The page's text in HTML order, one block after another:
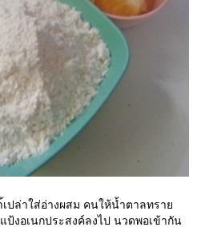
ปล่าใส่อ่างผสม คนให้น้ำตาลทรา
ป้งอเนกประสงค์ลงไป นวดพอเข้ากัน